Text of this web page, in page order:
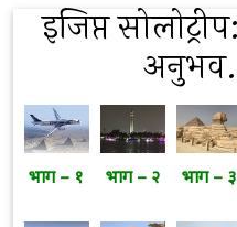
इजिप्त
भाग – १ भाग – २ भाग – ३